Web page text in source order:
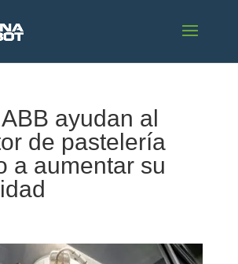
ayudan al
de pastelería
a aumentar su